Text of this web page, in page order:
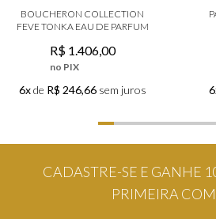
BOUCHERON COLLECTION
FEVE TONKA EAU DE PARFUM
R$ 1.406,00
no PIX
6xde R$ 246,66sem juros
CADASTRE-SE E GANHE
PRIMEIRA